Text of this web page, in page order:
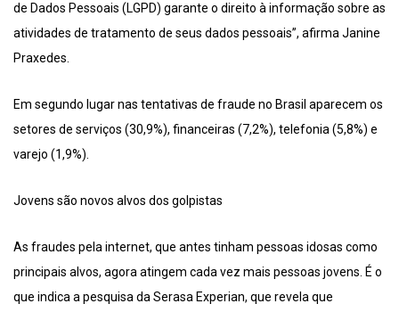
de Dados Pessoais (LGPD) garante o direito à informação sobre as
atividades de tratamento de seus dados pessoais”, afirma Janine
Praxedes.
Em segundo lugar nas tentativas de fraude no Brasil aparecem os
setores de serviços (30,9%), financeiras (7,2%), telefonia (5,8%) e
varejo (1,9%).
Jovens são novos alvos dos golpistas
As fraudes pela internet, que antes tinham pessoas idosas como
principais alvos, agora atingem cada vez mais pessoas jovens. É o
que indica a pesquisa da Serasa Experian, que revela que